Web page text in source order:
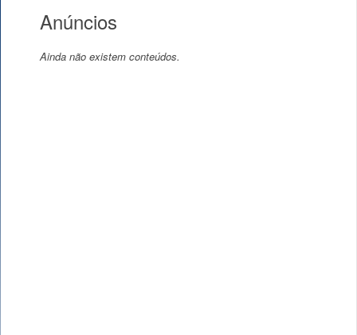
Anúncios
Ainda não existem conteúdos.